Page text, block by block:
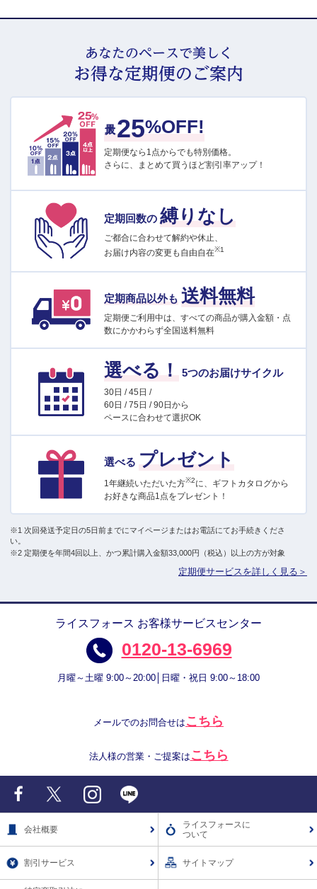
あなたのペースで美しく
お得な定期便のご案内
25%OFF!
定期便なら1点からでも特別価格。
さらに、まとめて買うほど割引率アップ！
定期回数の 縛りなし
ご都合に合わせて解約や休止、
お届け内容の変更も自由自在※1
定期商品以外も 送料無料
定期便ご利用中は、すべての商品が購入金額・点
数にかかわらず全国送料無料
選べる！ 5つのお届けサイクル
30日 / 45日 /
60日 / 75日 / 90日から
ペースに合わせて選択OK
選べる プレゼント
1年継続いただいた方※2に、ギフトカタログから
お好きな商品1点をプレゼント！
※1 次回発送予定日の5日前までにマイページまたはお電話にてお手続きくださ
い。
※2 定期便を年間4回以上、かつ累計購入金額33,000円（税込）以上の方が対象
定期便サービスを詳しく見る＞
ライスフォース お客様サービスセンター
0120-13-6969
月曜～土曜 9:00～20:00│日曜・祝日 9:00～18:00
メールでのお問合せは こちら
法人様の営業・ご提案は こちら
Facebook
会社概要
ライスフォースに
ついて
割引サービス サイトマップ